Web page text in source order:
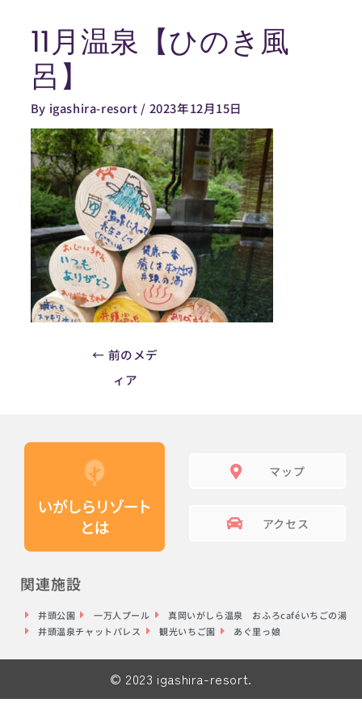
11月温泉【ひのき風
呂】
By igashira-resort / 2023年12月15日
Post
navigation
← 前のメデ
ィア
マップ
アクセス
関連施設
井頭公園 一万人プール
真岡いがしら温泉 おふろcaféいちごの湯
井頭温泉チャットパレス
観光いちご園 あぐ里っ娘
© 2023 igashira-resort.